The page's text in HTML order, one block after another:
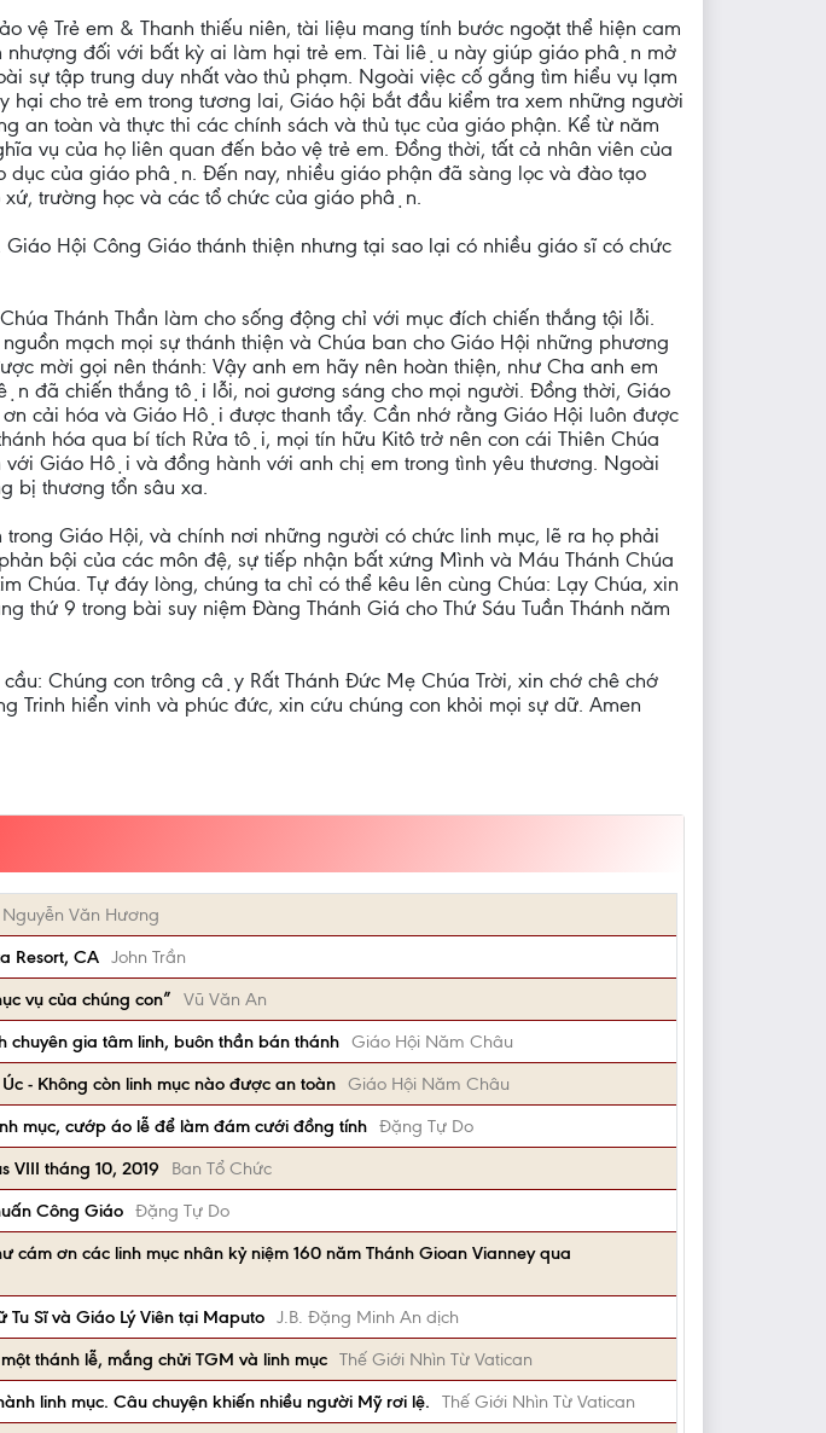
vệ Trẻ em & Thanh thiếu niên, tài liệu mang tính bước ngoặt thể hiện cam
nhượng đối với bất kỳ ai làm hại trẻ em. Tài liệu này giúp giáo phận mở
tập trung duy nhất vào thủ phạm. Ngoài việc cố gắng tìm hiểu vụ lạm
cho trẻ em trong tương lai, Giáo hội bắt đầu kiểm tra xem những người
an toàn và thực thi các chính sách và thủ tục của giáo phận. Kể từ năm
vụ của họ liên quan đến bảo vệ trẻ em. Đồng thời, tất cả nhân viên của
dục của giáo phận. Đến nay, nhiều giáo phận đã sàng lọc và đào tạo
trường học và các tổ chức của giáo phận.
Hội Công Giáo thánh thiện nhưng tại sao lại có nhiều giáo sĩ có chức
Thánh Thần làm cho sống động chỉ với mục đích chiến thắng tội lỗi.
mạch mọi sự thánh thiện và Chúa ban cho Giáo Hội những phương
mời gọi nên thánh: Vậy anh em hãy nên hoàn thiện, như Cha anh em
đã chiến thắng tội lỗi, noi gương sáng cho mọi người. Đồng thời, Giáo
cải hóa và Giáo Hội được thanh tẩy. Cần nhớ rằng Giáo Hội luôn được
hóa qua bí tích Rửa tội, mọi tín hữu Kitô trở nên con cái Thiên Chúa
Giáo Hội và đồng hành với anh chị em trong tình yêu thương. Ngoài
bị thương tổn sâu xa.
Giáo Hội, và chính nơi những người có chức linh mục, lẽ ra họ phải
bội của các môn đệ, sự tiếp nhận bất xứng Mình và Máu Thánh Chúa
Tự đáy lòng, chúng ta chỉ có thể kêu lên cùng Chúa: Lạy Chúa, xin
thứ 9 trong bài suy niệm Đàng Thánh Giá cho Thứ Sáu Tuần Thánh năm
Chúng con trông cậy Rất Thánh Đức Mẹ Chúa Trời, xin chớ chê chớ
hiển vinh và phúc đức, xin cứu chúng con khỏi mọi sự dữ. Amen
Nguyễn Văn Hương
Resort, CA John Trần
vụ của chúng con”
Vũ Văn An
chuyên gia tâm linh, buôn thần bán thánh Giáo Hội Năm Châu
- Không còn linh mục nào được an toàn Giáo Hội Năm Châu
mục, cướp áo lễ để làm đám cưới đồng tính Đặng Tự Do
VIII tháng 10, 2019
Ban Tổ Chức
Công Giáo Đặng Tự Do
ơn các linh mục nhân kỷ niệm 160 năm Thánh Gioan Vianney qua
Sĩ và Giáo Lý Viên tại Maputo J.B. Đặng Minh An dịch
thánh lễ, mắng chửi TGM và linh mục Thế Giới Nhìn Từ Vatican
linh mục. Câu chuyện khiến nhiều người Mỹ rơi lệ. Thế Giới Nhìn Từ Vatican